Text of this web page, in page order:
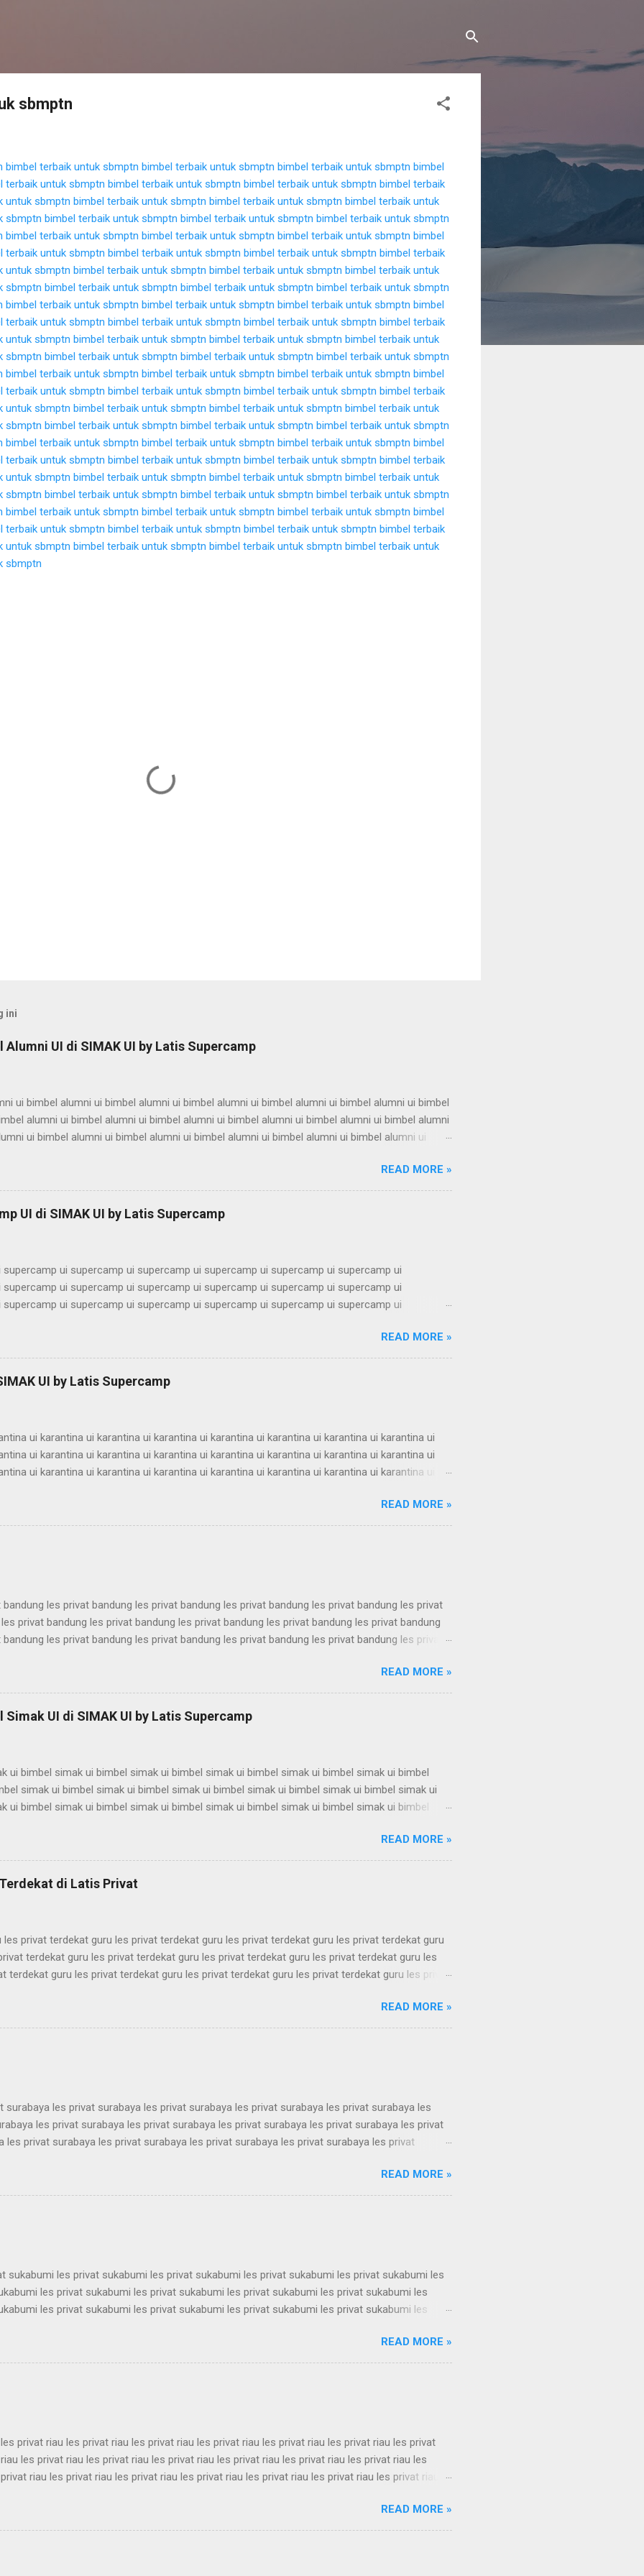
sbmptn
bimbel terbaik untuk sbmptn bimbel terbaik untuk sbmptn bimbel terbaik untuk sbmptn bimbel
terbaik untuk sbmptn bimbel terbaik untuk sbmptn bimbel terbaik untuk sbmptn bimbel terbaik
untuk sbmptn bimbel terbaik untuk sbmptn bimbel terbaik untuk sbmptn bimbel terbaik untuk
sbmptn bimbel terbaik untuk sbmptn bimbel terbaik untuk sbmptn bimbel terbaik untuk sbmptn
bimbel terbaik untuk sbmptn bimbel terbaik untuk sbmptn bimbel terbaik untuk sbmptn bimbel
terbaik untuk sbmptn bimbel terbaik untuk sbmptn bimbel terbaik untuk sbmptn bimbel terbaik
untuk sbmptn bimbel terbaik untuk sbmptn bimbel terbaik untuk sbmptn bimbel terbaik untuk
sbmptn bimbel terbaik untuk sbmptn bimbel terbaik untuk sbmptn bimbel terbaik untuk sbmptn
bimbel terbaik untuk sbmptn bimbel terbaik untuk sbmptn bimbel terbaik untuk sbmptn bimbel
terbaik untuk sbmptn bimbel terbaik untuk sbmptn bimbel terbaik untuk sbmptn bimbel terbaik
untuk sbmptn bimbel terbaik untuk sbmptn bimbel terbaik untuk sbmptn bimbel terbaik untuk
sbmptn bimbel terbaik untuk sbmptn bimbel terbaik untuk sbmptn bimbel terbaik untuk sbmptn
bimbel terbaik untuk sbmptn bimbel terbaik untuk sbmptn bimbel terbaik untuk sbmptn bimbel
terbaik untuk sbmptn bimbel terbaik untuk sbmptn bimbel terbaik untuk sbmptn bimbel terbaik
untuk sbmptn bimbel terbaik untuk sbmptn bimbel terbaik untuk sbmptn bimbel terbaik untuk
sbmptn bimbel terbaik untuk sbmptn bimbel terbaik untuk sbmptn bimbel terbaik untuk sbmptn
bimbel terbaik untuk sbmptn bimbel terbaik untuk sbmptn bimbel terbaik untuk sbmptn bimbel
terbaik untuk sbmptn bimbel terbaik untuk sbmptn bimbel terbaik untuk sbmptn bimbel terbaik
untuk sbmptn bimbel terbaik untuk sbmptn bimbel terbaik untuk sbmptn bimbel terbaik untuk
sbmptn bimbel terbaik untuk sbmptn bimbel terbaik untuk sbmptn bimbel terbaik untuk sbmptn
bimbel terbaik untuk sbmptn bimbel terbaik untuk sbmptn bimbel terbaik untuk sbmptn bimbel
terbaik untuk sbmptn bimbel terbaik untuk sbmptn bimbel terbaik untuk sbmptn bimbel terbaik
untuk sbmptn bimbel terbaik untuk sbmptn bimbel terbaik untuk sbmptn bimbel terbaik untuk
sbmptn
ini
UI di SIMAK UI by Latis Supercamp
ui bimbel alumni ui bimbel alumni ui bimbel alumni ui bimbel alumni ui bimbel alumni ui bimbel
alumni ui bimbel alumni ui bimbel alumni ui bimbel alumni ui bimbel alumni ui bimbel alumni
ui bimbel alumni ui bimbel alumni ui bimbel alumni ui bimbel alumni ui bimbel alumni ui
alumni ui bimbel alumni ui bimbel alumni ui bimbel alumni ui bimbel alumni ui bimbel alumni
ui bimbel alumni ui bimbel alumni ui bimbel alumni ui bimbel alumni ui bimbel alumni ui
ui bimbel alumni ui bimbel alumni ui bimbel alumni ui bimbel alumni ui bimbel alumni ui bimbel
alumni ui bimbel alumni ui bimbel alu...
READ MORE »
UI di SIMAK UI by Latis Supercamp
ui supercamp ui supercamp ui supercamp ui supercamp ui supercamp ui
ui supercamp ui supercamp ui supercamp ui supercamp ui supercamp ui
ui supercamp ui supercamp ui supercamp ui supercamp ui supercamp ui
supercamp ui supercamp ui supercamp ui supercamp ui supercamp ui supercamp ui
ui supercamp ui supercamp ui supercamp ui supercamp ui supercamp ui
ui supercamp ui supercamp ui supercamp ui supercamp ui supercamp ui
supercamp ui supercamp ui supercamp ui supercamp ui supercamp ui supercamp ui
ui supercamp ui supercamp ui supercamp ui supercamp ui superc...
READ MORE »
UI by Latis Supercamp
ui karantina ui karantina ui karantina ui karantina ui karantina ui karantina ui karantina ui
ui karantina ui karantina ui karantina ui karantina ui karantina ui karantina ui karantina ui
ui karantina ui karantina ui karantina ui karantina ui karantina ui karantina ui karantina ui
ui karantina ui karantina ui karantina ui karantina ui karantina ui karantina ui karantina ui
ui karantina ui karantina ui karantina ui karantina ui karantina ui karantina ui karantina ui
ui karantina ui karantina ui karantina ui karantina ui karantina ui karantina ui karantina ui
READ MORE »
les privat bandung les privat bandung les privat bandung les privat bandung les privat
privat bandung les privat bandung les privat bandung les privat bandung les privat bandung
les privat bandung les privat bandung les privat bandung les privat bandung les privat
bandung les privat bandung les privat bandung les privat bandung les privat bandung les privat
privat bandung les privat bandung les privat bandung les privat bandung les privat bandung
les privat bandung les privat bandung les privat bandung les privat bandung les privat
privat bandung les privat bandung les privat bandung ...
READ MORE »
UI di SIMAK UI by Latis Supercamp
ui bimbel simak ui bimbel simak ui bimbel simak ui bimbel simak ui bimbel simak ui bimbel
simak ui bimbel simak ui bimbel simak ui bimbel simak ui bimbel simak ui bimbel simak ui
ui bimbel simak ui bimbel simak ui bimbel simak ui bimbel simak ui bimbel simak ui bimbel
ui bimbel simak ui bimbel simak ui bimbel simak ui bimbel simak ui bimbel simak ui bimbel
simak ui bimbel simak ui bimbel simak ui bimbel simak ui bimbel simak ui bimbel simak ui
ui bimbel simak ui bimbel simak ui bimbel simak ui bimbel simak ui bimbel simak ui bimbel
simak ui bimbel simak ui bimbel simak ui bimbel simak ui bimbel simak u...
READ MORE »
di Latis Privat
privat terdekat guru les privat terdekat guru les privat terdekat guru les privat terdekat guru
terdekat guru les privat terdekat guru les privat terdekat guru les privat terdekat guru les
terdekat guru les privat terdekat guru les privat terdekat guru les privat terdekat guru les privat
guru les privat terdekat guru les privat terdekat guru les privat terdekat guru les privat
guru les privat terdekat guru les privat terdekat guru les privat terdekat guru les privat
guru les privat terdekat guru les privat terdekat guru les privat terdekat guru les privat
guru les privat terdekat guru les pri...
READ MORE »
surabaya les privat surabaya les privat surabaya les privat surabaya les privat surabaya les
les privat surabaya les privat surabaya les privat surabaya les privat surabaya les privat
les privat surabaya les privat surabaya les privat surabaya les privat surabaya les privat
les privat surabaya les privat surabaya les privat surabaya les privat surabaya les privat
les privat surabaya les privat surabaya les privat surabaya les privat surabaya les privat
les privat surabaya les privat surabaya les privat surabaya les privat surabaya les privat
les privat surabaya les privat surabaya les privat surabaya les privat su...
READ MORE »
sukabumi les privat sukabumi les privat sukabumi les privat sukabumi les privat sukabumi les
les privat sukabumi les privat sukabumi les privat sukabumi les privat sukabumi les
les privat sukabumi les privat sukabumi les privat sukabumi les privat sukabumi les
les privat sukabumi les privat sukabumi les privat sukabumi les privat sukabumi les
les privat sukabumi les privat sukabumi les privat sukabumi les privat sukabumi les
les privat sukabumi les privat sukabumi les privat sukabumi les privat sukabumi les
les privat sukabumi les privat sukabumi les privat sukabumi les privat su...
READ MORE »
privat riau les privat riau les privat riau les privat riau les privat riau les privat riau les privat
les privat riau les privat riau les privat riau les privat riau les privat riau les privat riau les
riau les privat riau les privat riau les privat riau les privat riau les privat riau les privat riau
riau les privat riau les privat riau les privat riau les privat riau les privat riau les privat riau les
riau les privat riau les privat riau les privat riau les privat riau les privat riau les privat riau
privat riau les privat riau les privat riau les privat riau les privat ria...
READ MORE »